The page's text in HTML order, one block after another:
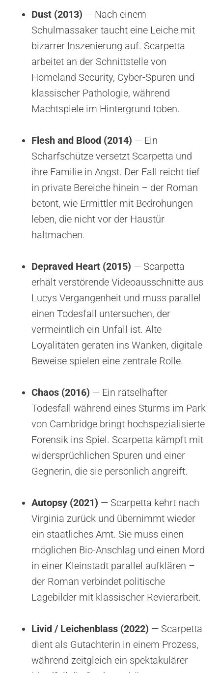
Dust (2013) — Nach einem
Schulmassaker taucht eine Leiche mit
bizarrer Inszenierung auf. Scarpetta
arbeitet an der Schnittstelle von
Homeland Security, Cyber-Spuren und
klassischer Pathologie, während
Machtspiele im Hintergrund toben.
Flesh and Blood (2014) — Ein
Scharfschütze versetzt Scarpetta und
ihre Familie in Angst. Der Fall reicht tief
in private Bereiche hinein – der Roman
betont, wie Ermittler mit Bedrohungen
leben, die nicht vor der Haustür
haltmachen.
Depraved Heart (2015) — Scarpetta
erhält verstörende Videoausschnitte aus
Lucys Vergangenheit und muss parallel
einen Todesfall untersuchen, der
vermeintlich ein Unfall ist. Alte
Loyalitäten geraten ins Wanken, digitale
Beweise spielen eine zentrale Rolle.
Chaos (2016) — Ein rätselhafter
Todesfall während eines Sturms im Park
von Cambridge bringt hochspezialisierte
Forensik ins Spiel. Scarpetta kämpft mit
widersprüchlichen Spuren und einer
Gegnerin, die sie persönlich angreift.
Autopsy (2021) — Scarpetta kehrt nach
Virginia zurück und übernimmt wieder
ein staatliches Amt. Sie muss einen
möglichen Bio-Anschlag und einen Mord
in einer Kleinstadt parallel aufklären –
der Roman verbindet politische
Lagebilder mit klassischer Revierarbeit.
Livid / Leichenblass (2022) — Scarpetta
dient als Gutachterin in einem Prozess,
während zeitgleich ein spektakulärer